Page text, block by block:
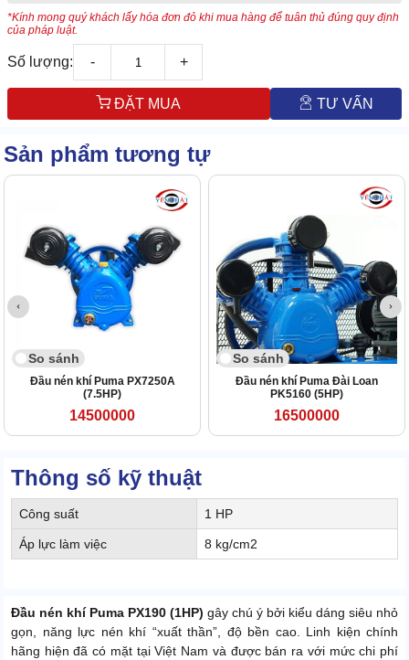
*Kính mong quý khách lấy hóa đơn đỏ khi mua hàng để tuân thủ đúng quy định
của pháp luật.
Số lượng: - +
ĐẶT MUA TƯ VẤN
Sản phẩm tương tự
So sánh
Đầu nén khí Puma PX7250A
(7.5HP)
14500000
So sánh
Đầu nén khí Puma Đài Loan
PK5160 (5HP)
16500000
Thông số kỹ thuật
Công suất 1 HP
Áp lực làm việc 8 kg/cm2
Đầu nén khí Puma PX190 (1HP) gây chú ý bởi kiểu dáng siêu nhỏ
gọn, năng lực nén khí “xuất thần”, độ bền cao. Linh kiện chính
hãng hiện đã có mặt tại Việt Nam và được bán ra với mức chi phí